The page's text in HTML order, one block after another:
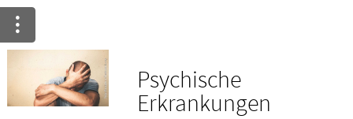
Ratgeber
Krankheiten & Therapie
HOMÖOPATHIE
Psychische
Erkrankungen